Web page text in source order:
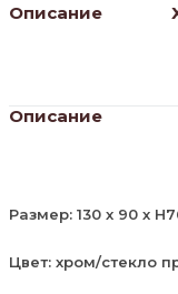
Описание
Описание
Размер: 130 х 90 х
Цвет: хром/стекло